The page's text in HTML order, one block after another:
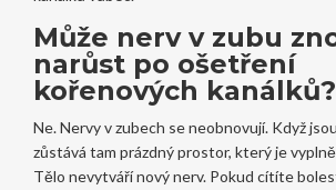
Může nerv v zubu
narůst po ošetření
kořenových kanálků?
Ne. Nervy v zubech se neobnovují. Když
zůstává tam prázdný prostor, který je
Tělo nevytváří nový nerv. Pokud cítíte